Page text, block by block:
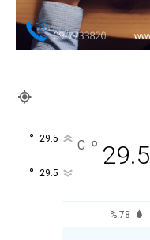
29.5
°
C
29.5
°
29.5
°
78 %